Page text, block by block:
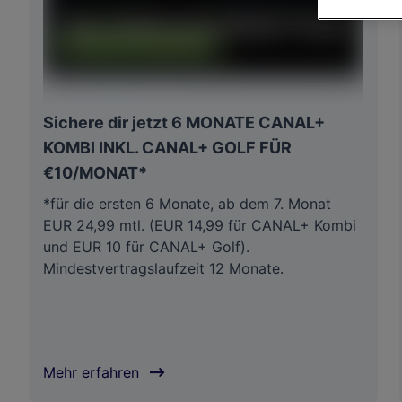
Sichere dir jetzt 6 MONATE CANAL+
KOMBI INKL. CANAL+ GOLF FÜR
€10/MONAT*
*für die ersten 6 Monate, ab dem 7. Monat
EUR 24,99 mtl. (EUR 14,99 für CANAL+ Kombi
und EUR 10 für CANAL+ Golf).
Mindestvertragslaufzeit 12 Monate.
Mehr erfahren
Wir und
Liste der